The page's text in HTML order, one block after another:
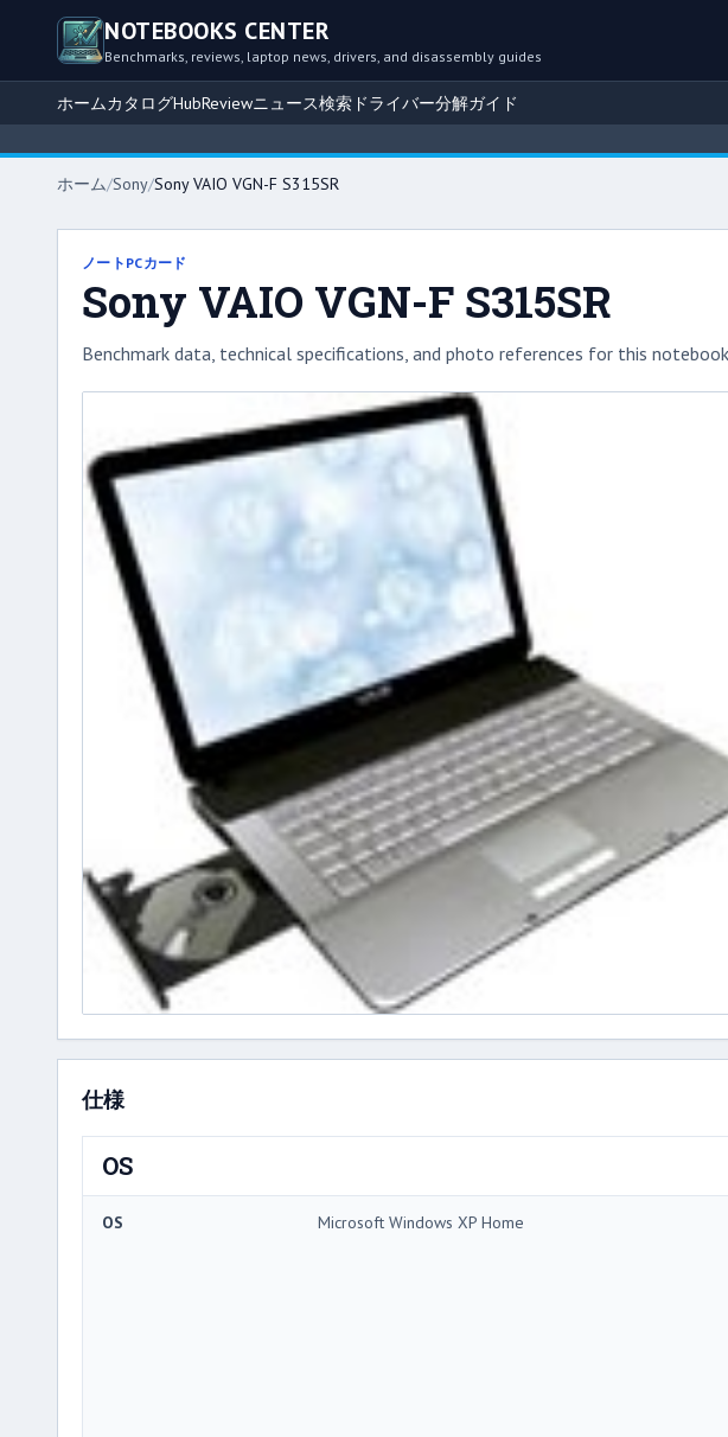
NOTEBOOKS CENTER
Benchmarks, reviews, laptop news, drivers, and disassembly guides
ホームカタログHubReviewニュース検索 ドライバー分解ガイド
ホーム/Sony/Sony VAIO VGN-F S315SR
ノートPCカード
Sony VAIO VGN-F S315SR
Benchmark data, technical specifications, and photo references for this
仕様
OS
OS Microsoft Windows XP Home